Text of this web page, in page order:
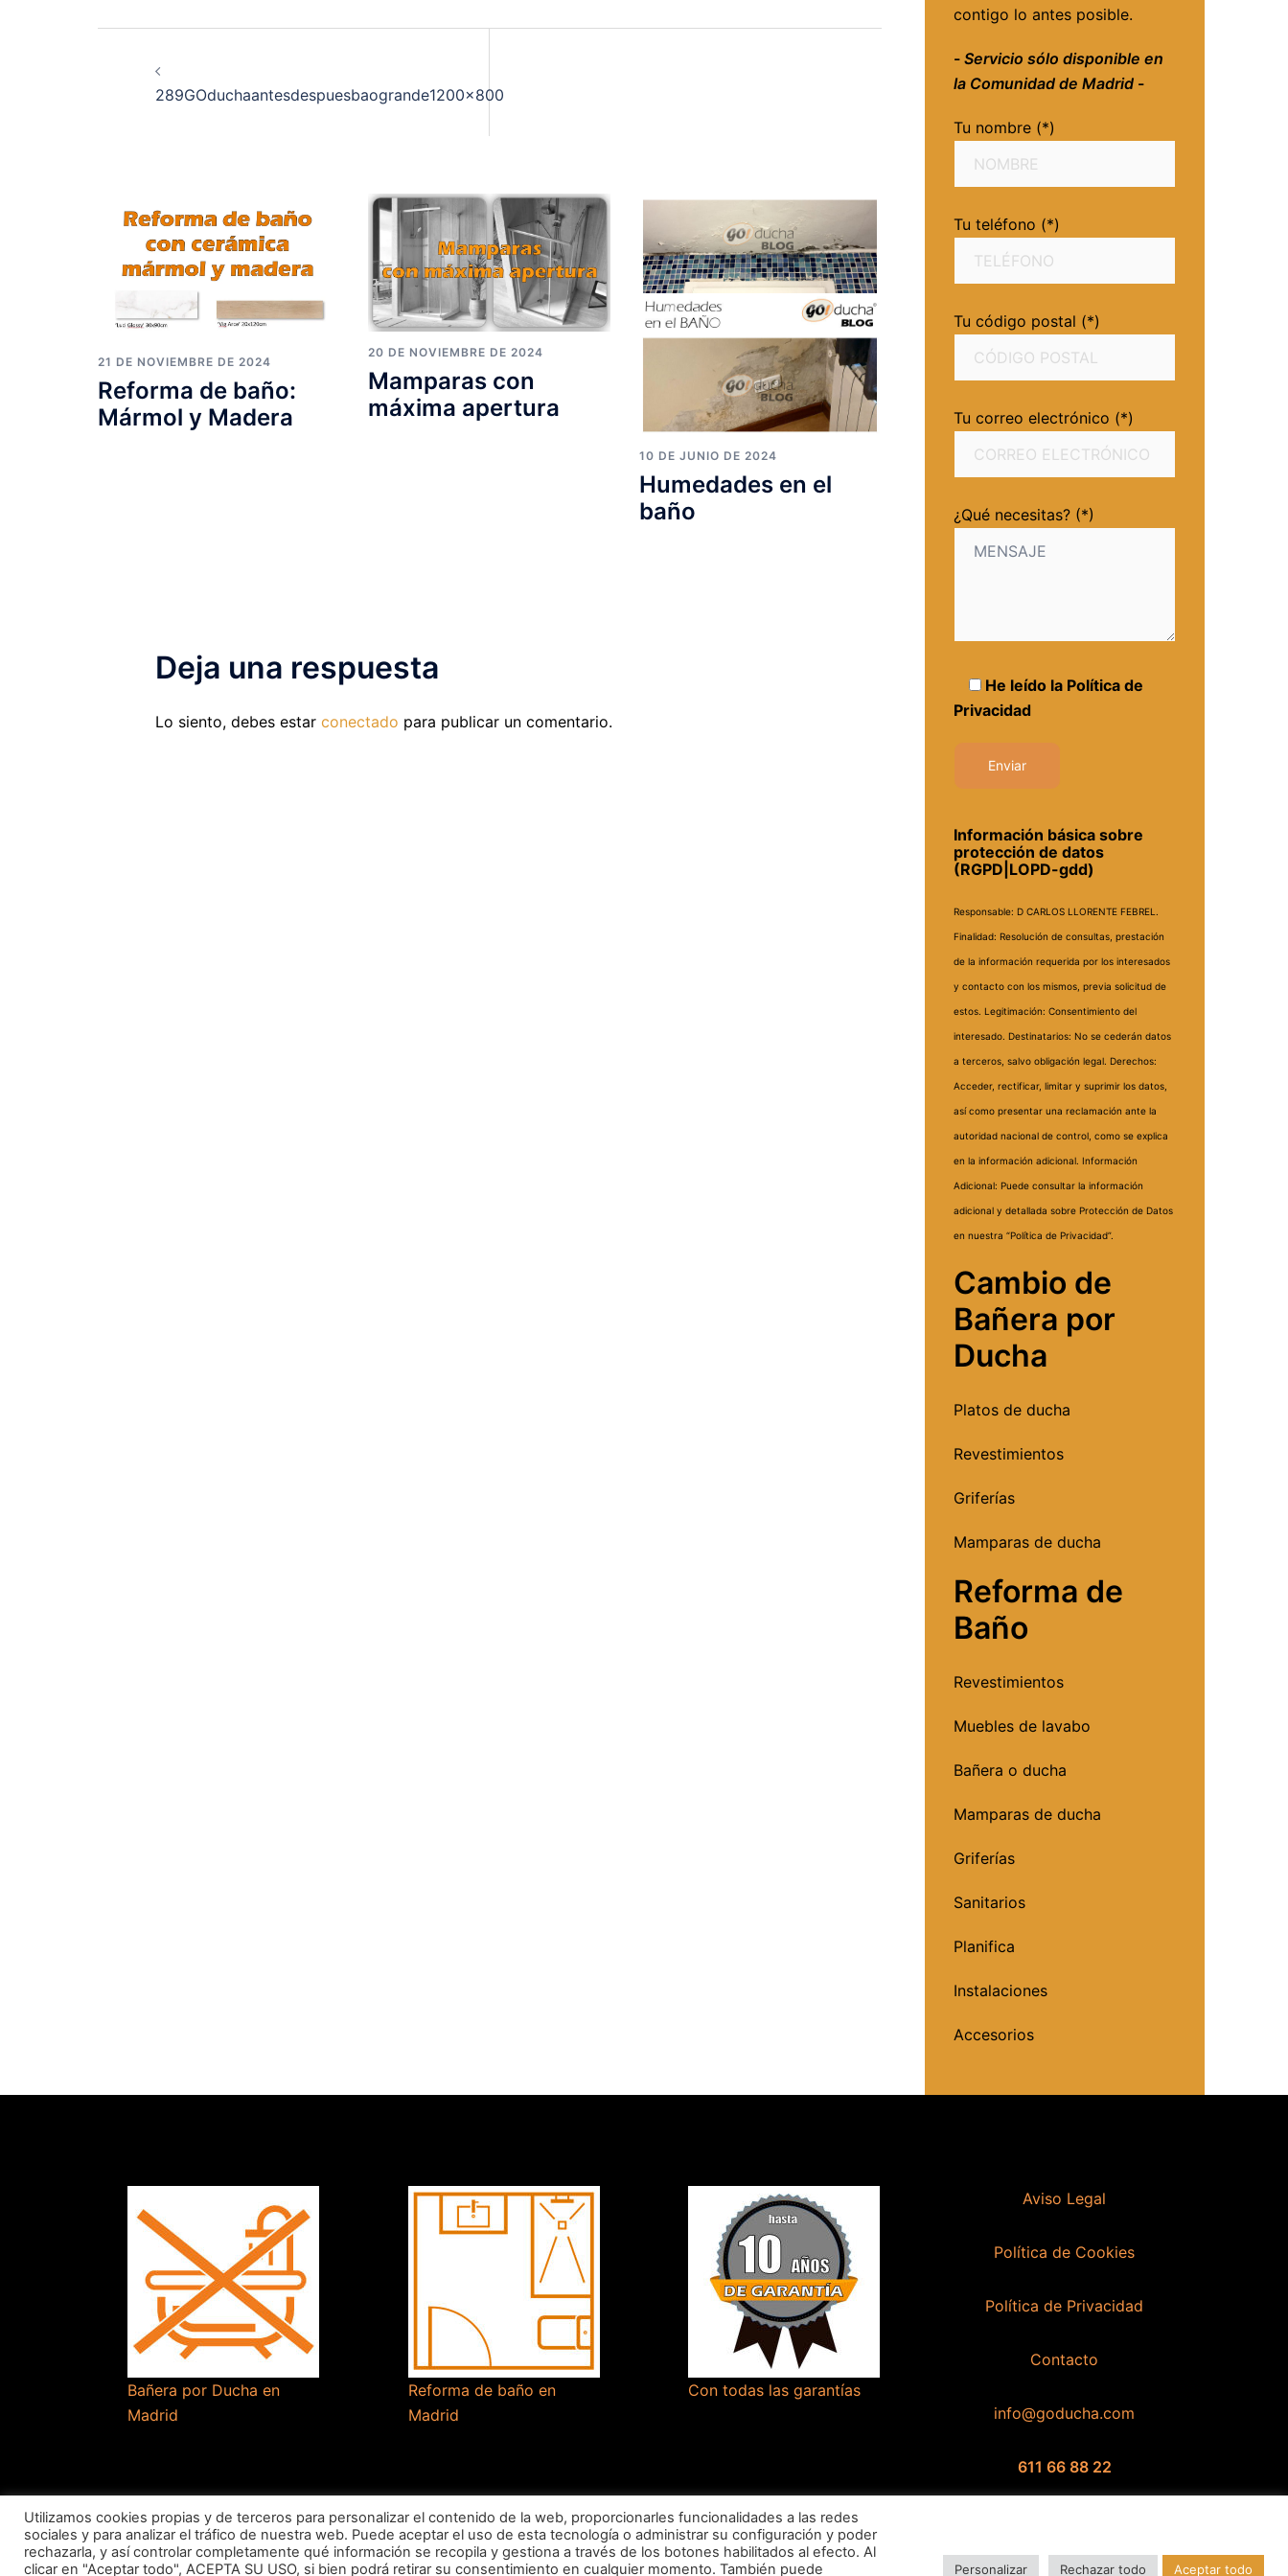
289GOduchaantesdespuesbaogrande1200x800
21 DE NOVIEMBRE DE 2024
Reforma de baño:
Mármol y Madera
20 DE NOVIEMBRE DE 2024
Mamparas con
máxima apertura
10 DE JUNIO DE 2024
Humedades en el
baño
Deja una respuesta
Lo siento, debes estar conectado para publicar un comentario.
contigo lo antes posible.
- Servicio sólo disponible en
la Comunidad de Madrid-
Tu nombre (*)
Tu teléfono (*)
Tu código postal (*)
Tu correo electrónico (*)
¿Qué necesitas? (*)
He leído la Política de
Privacidad
Información básica sobre
protección de datos
(RGPD|LOPD-gdd)
Responsable: D CARLOS LLORENTE FEBREL.
Finalidad: Resolución de consultas, prestación
de la información requerida por los interesados
y contacto con los mismos, previa solicitud de
estos. Legitimación: Consentimiento del
interesado. Destinatarios: No se cederán datos
a terceros, salvo obligación legal. Derechos:
Acceder, rectificar, limitar y suprimir los datos,
así como presentar una reclamación ante la
autoridad nacional de control, como se explica
en la información adicional. Información
Adicional: Puede consultar la información
adicional y detallada sobre Protección de Datos
en nuestra “Política de Privacidad”.
Cambio de
Bañera por
Ducha
Platos de ducha
Revestimientos
Griferías
Mamparas de ducha
Reforma de
Baño
Revestimientos
Muebles de lavabo
Bañera o ducha
Mamparas de ducha
Griferías
Sanitarios
Planifica
Instalaciones
Accesorios
Bañera por Ducha en
Madrid
Reforma de baño en
Madrid
Con todas las garantías
Aviso Legal
Política de Cookies
Política de Privacidad
Contacto
info@goducha.com
611 66 88 22
Utilizamos cookies propias y de terceros para personalizar el contenido de la web, proporcionarles funcionalidades a las redes
sociales y para analizar el tráfico de nuestra web. Puede aceptar el uso de esta tecnología o administrar su configuración y poder
rechazarla, y así controlar completamente qué información se recopila y gestiona a través de los botones habilitados al efecto. Al
clicar en "Aceptar todo", ACEPTA SU USO, si bien podrá retirar su consentimiento en cualquier momento. También puede
Personalizar Rechazar todo Aceptar todo